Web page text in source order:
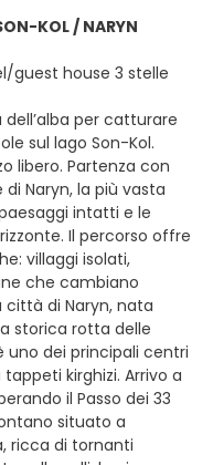
KOL / NARYN
guest house 3 stelle
per catturare
sul lago Son-Kol.
libero. Partenza con
Naryn, la più vasta
intatti e le
Il percorso offre
villaggi isolati,
che cambiano
di Naryn, nata
storica rotta delle
uno dei principali centri
kirghizi. Arrivo a
il Passo dei 33
situato a
ricca di tornanti